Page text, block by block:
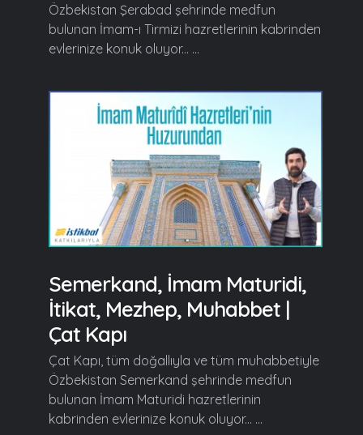
Özbekistan Şerabad şehrinde medfun
bulunan İmam-ı Tirmizi hazretlerinin kabrinden
evlerinize konuk oluyor... ...
Semerkand, İmam Maturidi,
İtikat, Mezhep, Muhabbet |
Çat Kapı
Çat Kapı, tüm doğallıyla ve tüm muhabbetiyle
Özbekistan Semerkand şehrinde medfun
bulunan İmam Maturidi hazretlerinin
kabrinden evlerinize konuk oluyor... ...